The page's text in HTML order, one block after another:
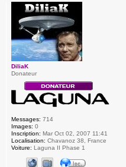
DiliaK
Donateur
Messages: 714
Images: 0
Inscription: Mar Oct 02, 2007 11:41
Localisation: Chavanoz 38, France
Voiture: Laguna II Phase 1